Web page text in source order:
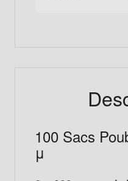
100 Sacs
μ